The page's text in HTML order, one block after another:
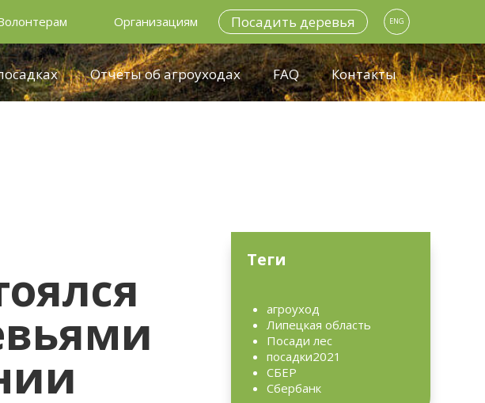
Организациям Посадить деревья ENG
Отчёты об агроуходах FAQ Контакты
Теги
агроуход
Липецкая область
Посади лес
посадки2021
СБЕР
Сбербанк